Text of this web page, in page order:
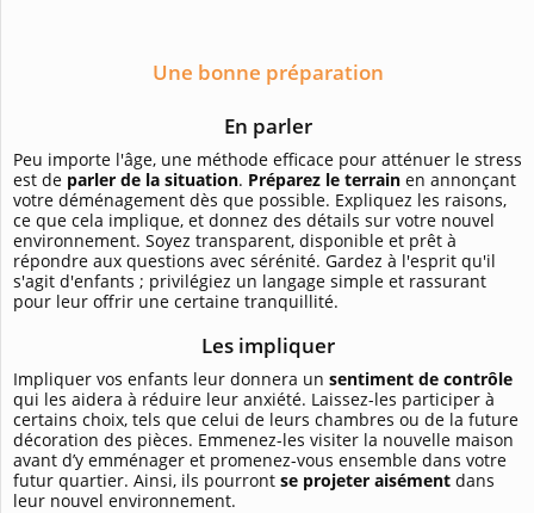
Une bonne préparation
En parler
Peu importe l'âge, une méthode efficace pour atténuer le stress
est de parler de la situation. Préparez le terrain en annonçant
votre déménagement dès que possible. Expliquez les raisons,
ce que cela implique, et donnez des détails sur votre nouvel
environnement. Soyez transparent, disponible et prêt à
répondre aux questions avec sérénité. Gardez à l'esprit qu'il
s'agit d'enfants ; privilégiez un langage simple et rassurant
pour leur offrir une certaine tranquillité.
Les impliquer
Impliquer vos enfants leur donnera un sentiment de contrôle
qui les aidera à réduire leur anxiété. Laissez-les participer à
certains choix, tels que celui de leurs chambres ou de la future
décoration des pièces. Emmenez-les visiter la nouvelle maison
avant d’y emménager et promenez-vous ensemble dans votre
futur quartier. Ainsi, ils pourront se projeter aisément dans
leur nouvel environnement.